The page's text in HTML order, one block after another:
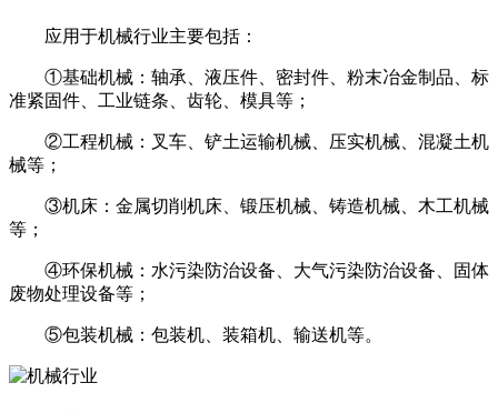
应用于机械行业主要包括：
①基础机械：轴承、液压件、密封件、粉末冶金制品、标
准紧固件、工业链条、齿轮、模具等；
②工程机械：叉车、铲土运输机械、压实机械、混凝土机
械等；
③机床：金属切削机床、锻压机械、铸造机械、木工机械
等；
④环保机械：水污染防治设备、大气污染防治设备、固体
废物处理设备等；
⑤包装机械：包装机、装箱机、输送机等。